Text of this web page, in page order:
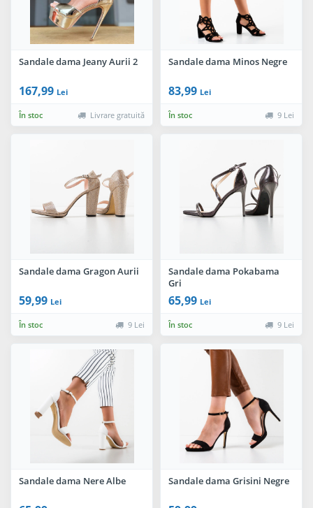
Sandale dama Jeany Aurii 2
167,99 Lei
În stoc Livrare gratuită
Sandale dama Minos Negre
83,99 Lei
În stoc 9 Lei
Sandale dama Gragon Aurii
59,99 Lei
În stoc 9 Lei
Sandale dama Pokabama
Gri
65,99 Lei
În stoc 9 Lei
Sandale dama Nere Albe Sandale dama Grisini Negre